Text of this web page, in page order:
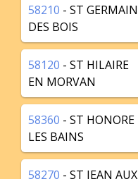
58210 - ST GERMAIN
DES BOIS
58120 - ST HILAIRE
EN MORVAN
58360 - ST HONORE
LES BAINS
58270 - ST JEAN AUX